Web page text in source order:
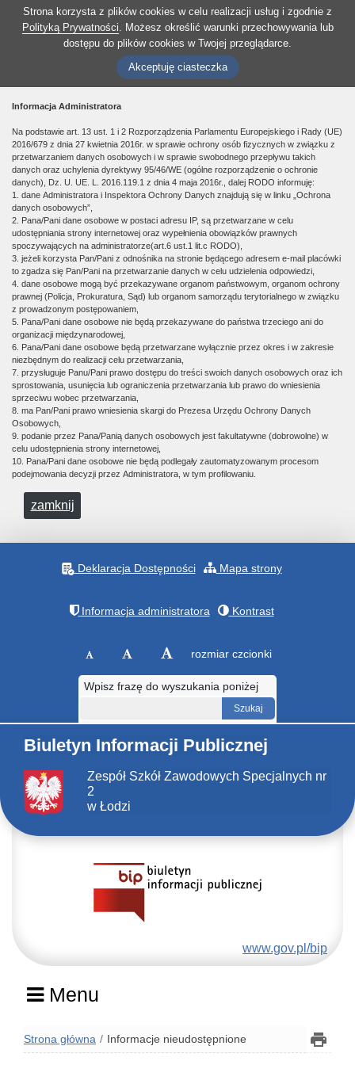
Strona korzysta z plików cookies w celu realizacji usług i zgodnie z
Polityką Prywatności. Możesz określić warunki przechowywania lub
dostępu do plików cookies w Twojej przeglądarce.
Akceptuję ciasteczka
Informacja Administratora
Na podstawie art. 13 ust. 1 i 2 Rozporządzenia Parlamentu Europejskiego i Rady (UE)
2016/679 z dnia 27 kwietnia 2016r. w sprawie ochrony osób fizycznych w związku z
przetwarzaniem danych osobowych i w sprawie swobodnego przepływu takich
danych oraz uchylenia dyrektywy 95/46/WE (ogólne rozporządzenie o ochronie
danych), Dz. U. UE. L. 2016.119.1 z dnia 4 maja 2016r., dalej RODO informuję:
1. dane Administratora i Inspektora Ochrony Danych znajdują się w linku „Ochrona
danych osobowych”,
2. Pana/Pani dane osobowe w postaci adresu IP, są przetwarzane w celu
udostępniania strony internetowej oraz wypełnienia obowiązków prawnych
spoczywających na administratorze(art.6 ust.1 lit.c RODO),
3. jeżeli korzysta Pan/Pani z odnośnika na stronie będącego adresem e-mail placówki
to zgadza się Pan/Pani na przetwarzanie danych w celu udzielenia odpowiedzi,
4. dane osobowe mogą być przekazywane organom państwowym, organom ochrony
prawnej (Policja, Prokuratura, Sąd) lub organom samorządu terytorialnego w związku
z prowadzonym postępowaniem,
5. Pana/Pani dane osobowe nie będą przekazywane do państwa trzeciego ani do
organizacji międzynarodowej,
6. Pana/Pani dane osobowe będą przetwarzane wyłącznie przez okres i w zakresie
niezbędnym do realizacji celu przetwarzania,
7. przysługuje Panu/Pani prawo dostępu do treści swoich danych osobowych oraz ich
sprostowania, usunięcia lub ograniczenia przetwarzania lub prawo do wniesienia
sprzeciwu wobec przetwarzania,
8. ma Pan/Pani prawo wniesienia skargi do Prezesa Urzędu Ochrony Danych
Osobowych,
9. podanie przez Pana/Panią danych osobowych jest fakultatywne (dobrowolne) w
celu udostępnienia strony internetowej,
10. Pana/Pani dane osobowe nie będą podlegały zautomatyzowanym procesom
podejmowania decyzji przez Administratora, w tym profilowaniu.
zamknij
Deklaracja Dostępności Mapa strony
Informacja administratora Kontrast
rozmiar czcionki
Wpisz frazę do wyszukania poniżej
Biuletyn Informacji Publicznej
Zespół Szkół Zawodowych Specjalnych nr
2
w Łodzi
www.gov.pl/bip
Menu
Strona główna Informacje nieudostępnione